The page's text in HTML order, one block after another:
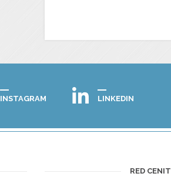
INSTAGRAM LINKEDIN
RED CENIT